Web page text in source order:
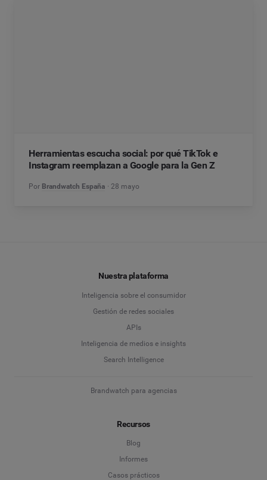
Herramientas escucha social: por qué TikTok e
Instagram reemplazan a Google para la Gen Z
Por Brandwatch España 28 mayo
Nuestra plataforma
Inteligencia sobre el consumidor
Gestión de redes sociales
APIs
Inteligencia de medios e insights
Search Intelligence
Brandwatch para agencias
Recursos
Blog
Informes
Casos prácticos